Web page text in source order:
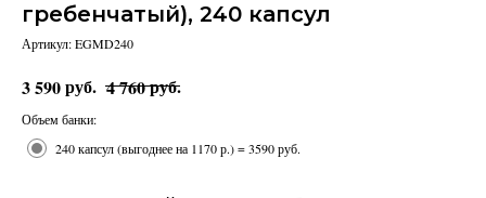
гребенчатый), 240 капсул
Артикул:EGMD240
3 590руб. 4 760руб.
Объем банки:
240 капсул (выгоднее на 1170 р.) = 3590 руб.